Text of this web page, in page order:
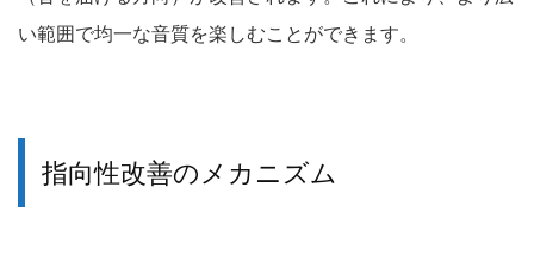
い範囲で均一な音質を楽しむことができます。
指向性改善のメカニズム